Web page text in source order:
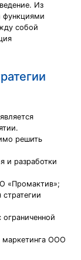
Из
функциями
собой
решить
и разработки
«Промактив»;
стратегии
маркетинга ООО